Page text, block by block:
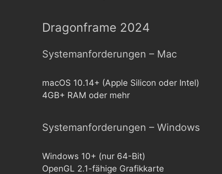
Dragonframe 2024
Systemanforderungen – Mac
macOS 10.14+ (Apple Silicon oder Intel)
4GB+ RAM oder mehr
Systemanforderungen – Windows
Windows 10+ (nur 64-Bit)
OpenGL 2.1-fähige Grafikkarte